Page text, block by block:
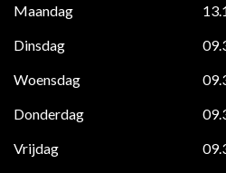
Maandag
Dinsdag
Woensdag
Donderdag
Vrijdag